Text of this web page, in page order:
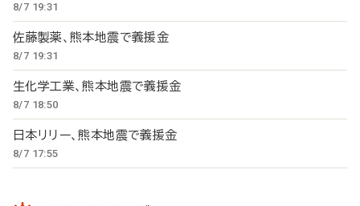
8/7 19:31
佐藤製薬、熊本地震で義援金
8/7 19:31
生化学工業、熊本地震で義援金
8/7 18:50
日本リリー、熊本地震で義援金
8/7 17:55